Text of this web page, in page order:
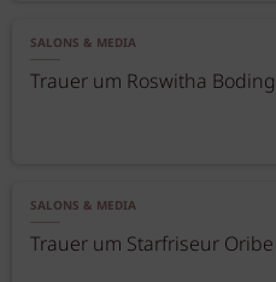
SALONS & MEDIA
Trauer um Roswitha
SALONS & MEDIA
Trauer um Starfriseur